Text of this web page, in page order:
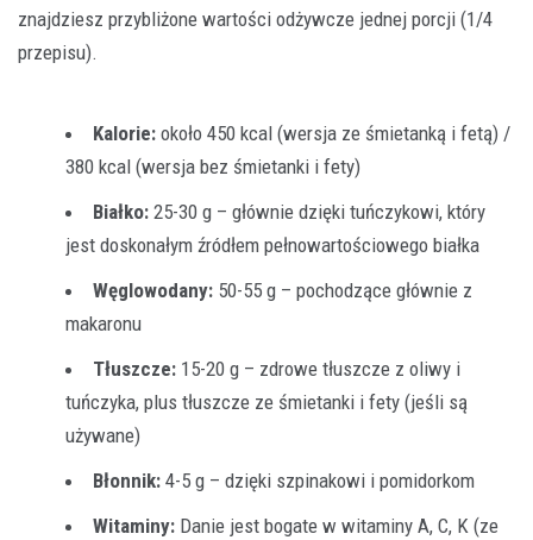
znajdziesz przybliżone wartości odżywcze jednej porcji (1/4
przepisu).
Kalorie: około 450 kcal (wersja ze śmietanką i fetą) /
380 kcal (wersja bez śmietanki i fety)
Białko: 25-30 g – głównie dzięki tuńczykowi, który
jest doskonałym źródłem pełnowartościowego białka
Węglowodany: 50-55 g – pochodzące głównie z
makaronu
Tłuszcze: 15-20 g – zdrowe tłuszcze z oliwy i
tuńczyka, plus tłuszcze ze śmietanki i fety (jeśli są
używane)
Błonnik: 4-5 g – dzięki szpinakowi i pomidorkom
Witaminy: Danie jest bogate w witaminy A, C, K (ze